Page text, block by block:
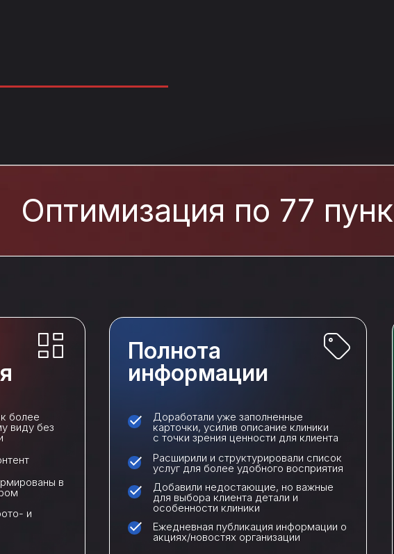
Оптимизация по 77
более
виду без
в
и
Полнота
информации
Доработали уже заполненные
карточки, усилив описание клиники
с точки зрения ценности для клиента
Расширили и структурировали список
услуг для более удобного восприятия
Ежедневная публикация информации о
акциях/новостях организации
Добавили недостающие, но важные
для выбора клиента детали и
особенности клиники